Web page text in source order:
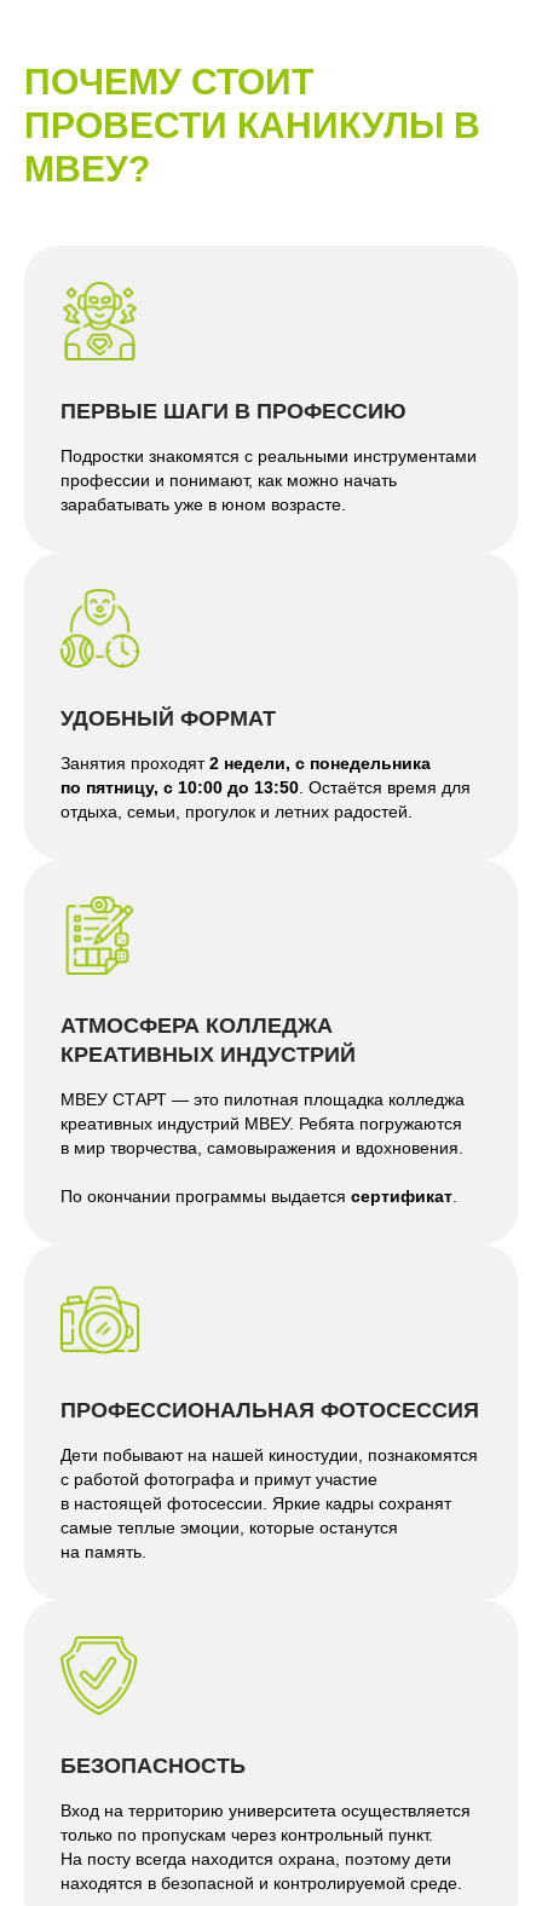
ПОЧЕМУ СТОИТ
ПРОВЕСТИ КАНИКУЛЫ В
МВЕУ?
ПЕРВЫЕ ШАГИ В ПРОФЕССИЮ
Подростки знакомятся с реальными инструментами
профессии и понимают, как можно начать
зарабатывать уже в юном возрасте.
УДОБНЫЙ ФОРМАТ
Занятия проходят2 недели, с понедельника
по пятницу, с 10:00 до 13:50 . Остаётся время для
отдыха, семьи, прогулок и летних радостей.
АТМОСФЕРА КОЛЛЕДЖА
КРЕАТИВНЫХ ИНДУСТРИЙ
МВЕУ СТАРТ — это пилотная площадка колледжа
креативных индустрий МВЕУ. Ребята погружаются
в мир творчества, самовыражения и вдохновения.
По окончании программы выдается сертификат
ПРОФЕССИОНАЛЬНАЯ ФОТОСЕССИЯ
Дети побывают на нашей киностудии, познакомятся
с работой фотографа и примут участие
в настоящей фотосессии. Яркие кадры сохранят
самые теплые эмоции, которые останутся
на память.
БЕЗОПАСНОСТЬ
Вход на территорию университета осуществляется
только по пропускам через контрольный пункт.
На посту всегда находится охрана, поэтому дети
находятся в безопасной и контролируемой среде.